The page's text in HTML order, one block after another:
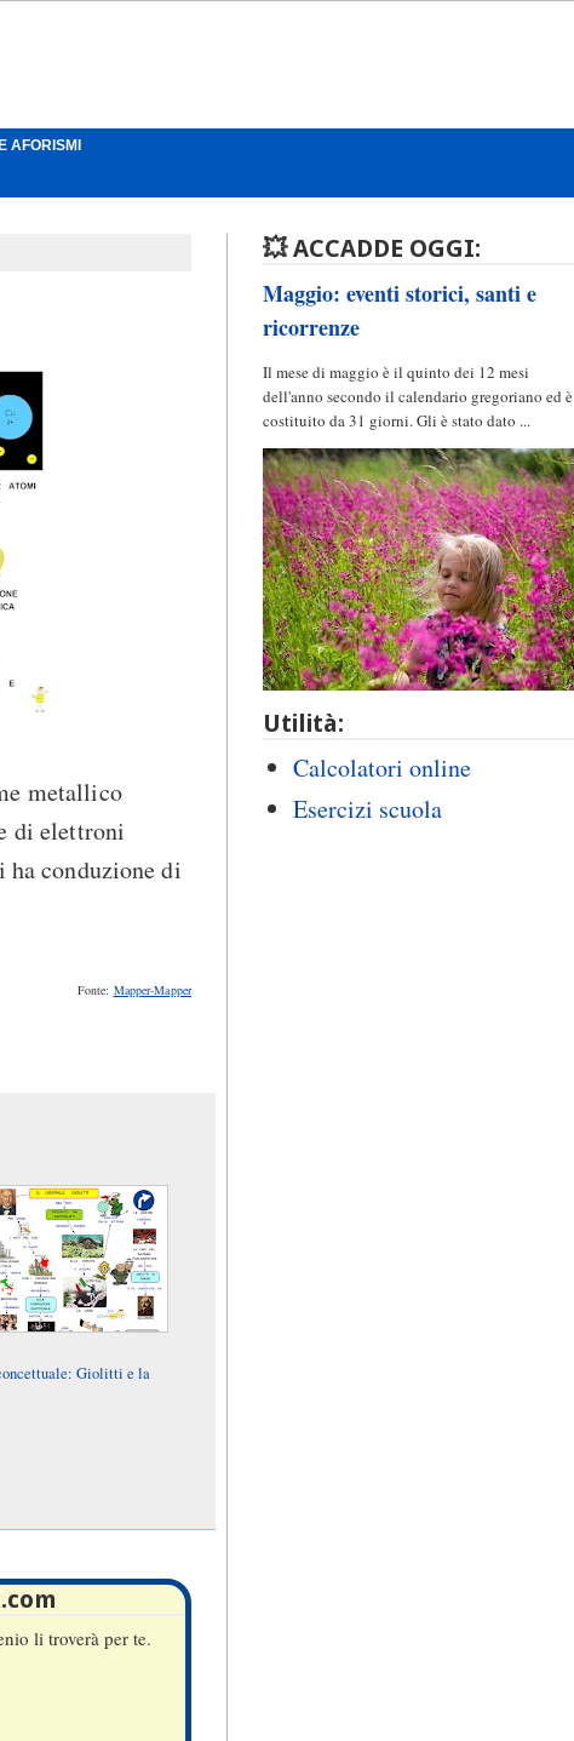
AFORISMI
metallico
di elettroni
conduzione di
Fonte: Mapper-Mapper
Giolitti e la
li troverà per te.
💥 ACCADDE OGGI:
Maggio: eventi storici, santi e
ricorrenze
Il mese di maggio è il quinto dei 12 mesi
dell'anno secondo il calendario gregoriano ed è
costituito da 31 giorni. Gli è stato dato ...
Utilità:
Calcolatori online
Esercizi scuola